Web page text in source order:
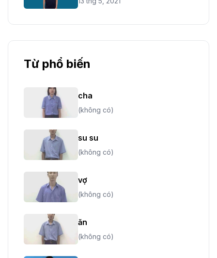
Từ phổ biến
cha
(không có)
su su
(không có)
vợ
(không có)
ăn
(không có)